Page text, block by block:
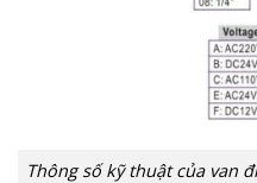
Thông số kỹ thuật của van